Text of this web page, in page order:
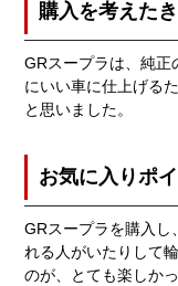
購入を考えた
GRスープラは、純正
にいい車に仕上げる
と思いました。
お気に入りポ
GRスープラを購入し
れる人がいたりして
のが、とても楽しかっ